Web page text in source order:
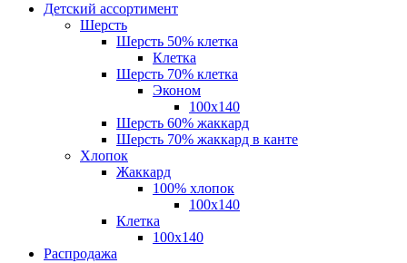
Детский ассортимент
Шерсть
Шерсть 50% клетка
Клетка
Шерсть 70% клетка
Эконом
100x140
Шерсть 60% жаккард
Шерсть 70% жаккард в канте
Хлопок
Жаккард
100% хлопок
100x140
Клетка
100х140
Распродажа